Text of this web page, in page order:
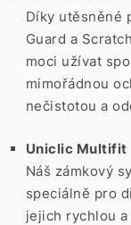
Díky utěsněné
Guard a
moci užívat
mimořádnou
nečistotou a
Uniclic Multifit
Náš zámkový
speciálně pro
jejich rychlou